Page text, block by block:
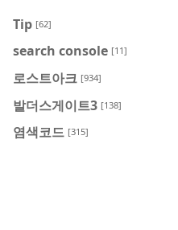
Tip [62]
search console [11]
로스트아크 [934]
발더스게이트3 [138]
염색코드 [315]